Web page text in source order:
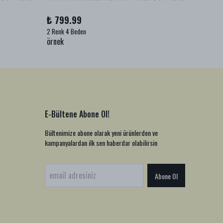
₺ 799.99
2 Renk 4 Beden
örnek
E-Bültene Abone Ol!
Bültenimize abone olarak yeni ürünlerden ve
kampanyalardan ilk sen haberdar olabilirsin
Abone Ol